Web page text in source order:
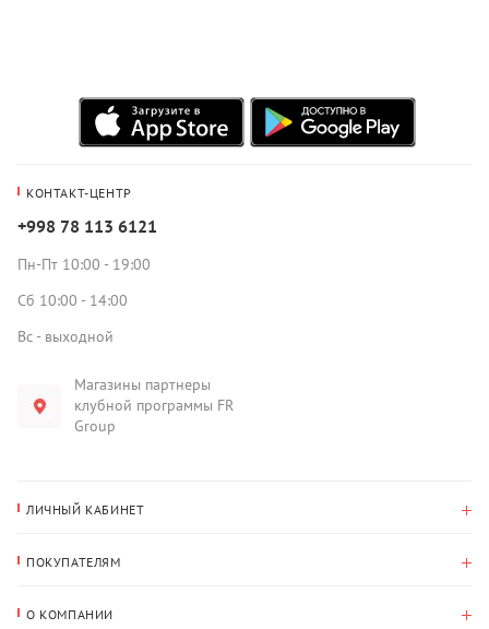
КОНТАКТ-ЦЕНТР
+998 78 113 6121
Пн-Пт 10:00 - 19:00
Сб 10:00 - 14:00
Вс - выходной
Магазины партнеры
клубной программы FR
Group
ЛИЧНЫЙ КАБИНЕТ
Адрес для доставки
ПОКУПАТЕЛЯМ
О КОМПАНИИ